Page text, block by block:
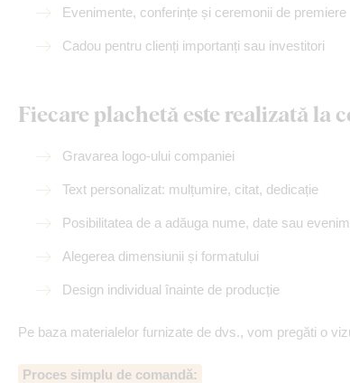
Evenimente, conferințe și ceremonii de premiere
Cadou pentru clienți importanți sau investitori
Fiecare plachetă este realizată
Gravarea logo-ului companiei
Text personalizat: mulțumire, citat, dedicație
Posibilitatea de a adăuga nume, date sau
Alegerea dimensiunii și formatului
Design individual înainte de producție
Pe baza materialelor furnizate de dvs., vom pregăti o
Proces simplu de comandă: